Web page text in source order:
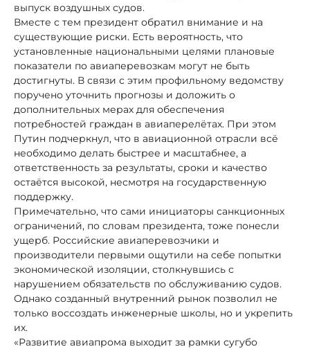
выпуск воздушных судов.
Вместе с тем президент обратил внимание и на
существующие риски. Есть вероятность, что
установленные национальными целями плановые
показатели по авиаперевозкам могут не быть
достигнуты. В связи с этим профильному ведомству
поручено уточнить прогнозы и доложить о
дополнительных мерах для обеспечения
потребностей граждан в авиаперелётах. При этом
Путин подчеркнул, что в авиационной отрасли всё
необходимо делать быстрее и масштабнее, а
ответственность за результаты, сроки и качество
остаётся высокой, несмотря на государственную
поддержку.
Примечательно, что сами инициаторы санкционных
ограничений, по словам президента, тоже понесли
ущерб. Российские авиаперевозчики и
производители первыми ощутили на себе попытки
экономической изоляции, столкнувшись с
нарушением обязательств по обслуживанию судов.
Однако созданный внутренний рынок позволил не
только воссоздать инженерные школы, но и укрепить
их.
«Развитие авиапрома выходит за рамки сугубо